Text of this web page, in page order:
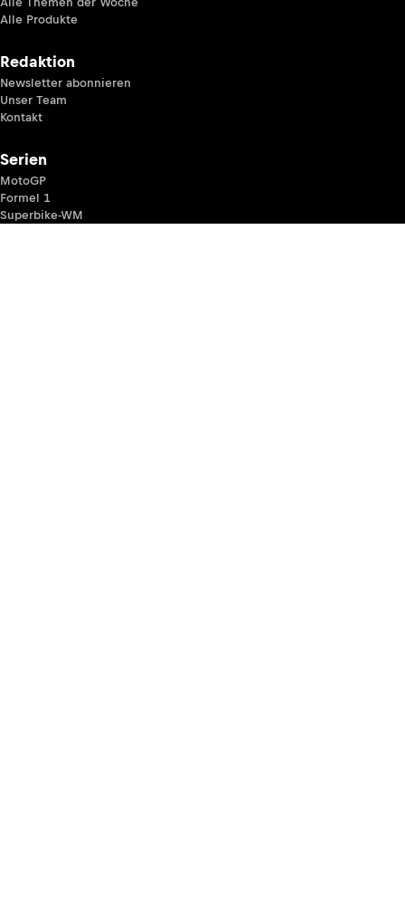
Alle Produkte
Redaktion
Newsletter abonnieren
Unser Team
Kontakt
Serien
MotoGP
Formel 1
Superbike-WM